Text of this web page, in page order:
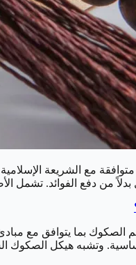
مع الشريعة
بدلاً من دفع الفوائد. تشمل
الصكوك بما يتوافق مع
وتشبه هيكل الصكوك